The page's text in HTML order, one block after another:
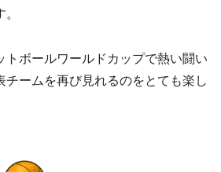
トボールワールドカップで熱い闘い
チームを再び見れるのをとても楽し